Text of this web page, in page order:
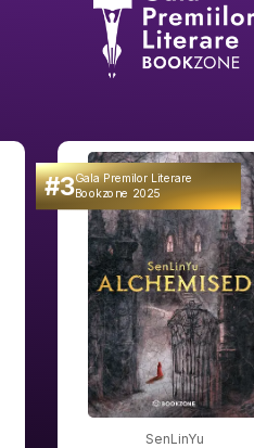
#3Gala Premilor Literare
Bookzone 2025
SenLinYu